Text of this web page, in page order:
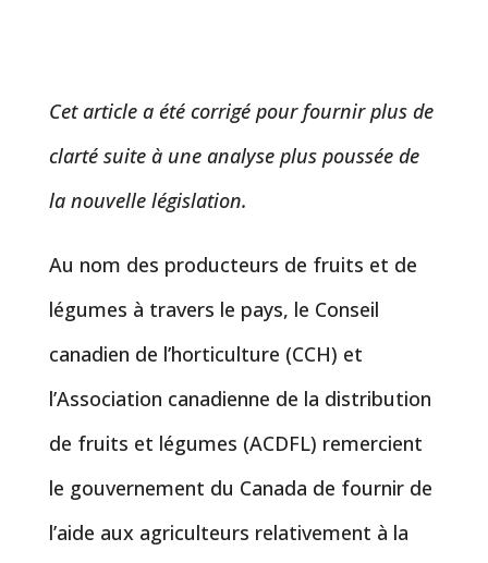
Cet article a été corrigé pour fournir plus de
clarté suite à une analyse plus poussée de
la nouvelle législation.
Au nom des producteurs de fruits et de
légumes à travers le pays, le Conseil
canadien de l’horticulture (CCH) et
l’Association canadienne de la distribution
de fruits et légumes (ACDFL) remercient
le gouvernement du Canada de fournir de
l’aide aux agriculteurs relativement à la